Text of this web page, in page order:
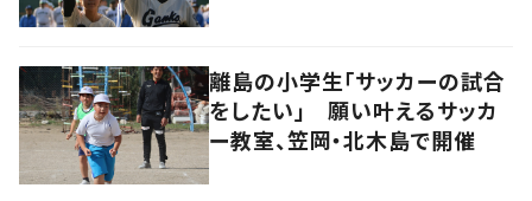
離島の小学生「サッカーの試合
をしたい」 願い叶えるサッカ
ー教室、笠岡・北木島で開催